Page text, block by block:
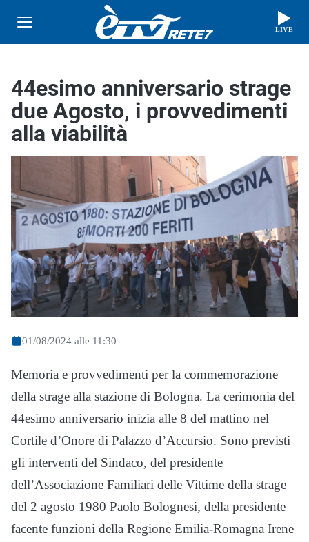
LIVE
44esimo anniversario strage
due Agosto, i provvedimenti
alla viabilità
01/08/2024 alle 11:30
Memoria e provvedimenti per la commemorazione
della strage alla stazione di Bologna. La cerimonia del
44esimo anniversario inizia alle 8 del mattino nel
Cortile d’Onore di Palazzo d’Accursio. Sono previsti
gli interventi del Sindaco, del presidente
dell’Associazione Familiari delle Vittime della strage
del 2 agosto 1980 Paolo Bolognesi, della presidente
facente funzioni della Regione Emilia-Romagna Irene